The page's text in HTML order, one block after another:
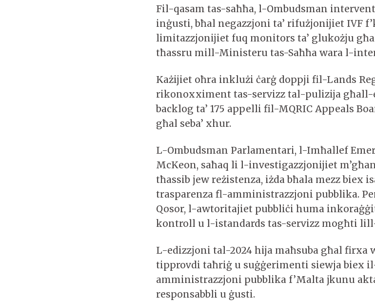
Fil-qasam tas-saħħa, l-Ombudsman
inġusti, bħal negazzjoni ta’ rifużjonijiet IVF
limitazzjonijiet fuq monitors ta’ glukożju
tħassru mill-Ministeru tas-Saħħa wara l-
Każijiet oħra inklużi ċarġ doppji fil-Lands
rikonoxximent tas-servizz tal-pulizija
backlog ta’ 175 appelli fil-MQRIC Appeals
għal seba’ xhur.
L-Ombudsman Parlamentari, l-Imħallef
McKeon, saħaq li l-investigazzjonijiet
tħassib jew reżistenza, iżda bħala mezz biex
trasparenza fl-amministrazzjoni pubblika.
Qosor, l-awtoritajiet pubbliċi huma
kontroll u l-istandards tas-servizz mogħti
L-edizzjoni tal-2024 hija maħsuba għal firxa
tipprovdi taħriġ u suġġerimenti siewja biex
amministrazzjoni pubblika f’Malta jkunu
responsabbli u ġusti.